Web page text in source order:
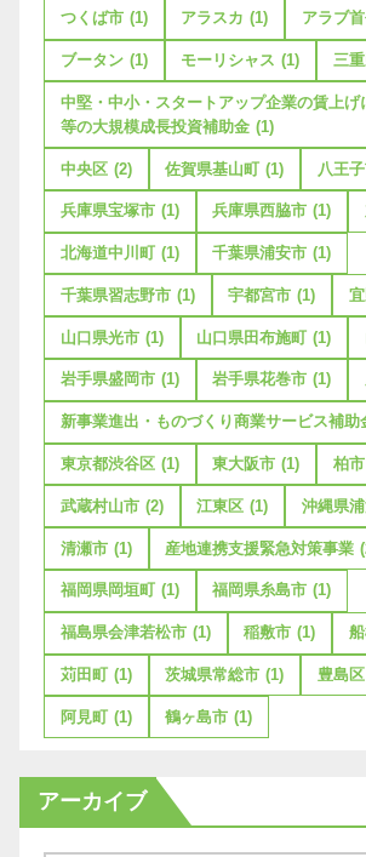
つくば市 (1) アラスカ (1) アラブ
ブータン (1) モーリシャス (1) 三
中堅・中小・スタートアップ企業の賃上げ
等の大規模成長投資補助金 (1)
中央区 (2) 佐賀県基山町 (1) 八王
兵庫県宝塚市 (1) 兵庫県西脇市 (1)
北海道中川町 (1) 千葉県浦安市 (1)
千葉県習志野市 (1) 宇都宮市 (1)
山口県光市 (1) 山口県田布施町 (1)
岩手県盛岡市 (1) 岩手県花巻市 (1)
新事業進出・ものづくり商業サービス補助
東京都渋谷区 (1) 東大阪市 (1) 柏市
武蔵村山市 (2) 江東区 (1) 沖縄県
清瀬市 (1) 産地連携支援緊急対策事業
福岡県岡垣町 (1) 福岡県糸島市 (1)
福島県会津若松市 (1) 稲敷市 (1)
苅田町 (1) 茨城県常総市 (1) 豊島区
阿見町 (1) 鶴ヶ島市 (1)
アーカイブ